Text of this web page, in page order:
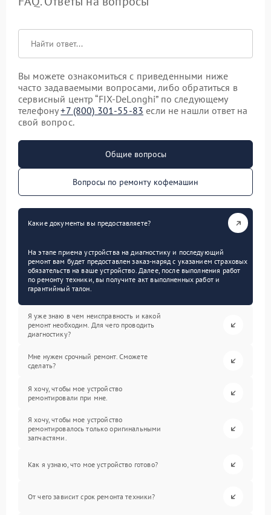
Вы можете ознакомиться с приведенными ниже
часто задаваемыми вопросами, либо обратиться в
сервисный центр “FIX-DeLonghi” по следующему
телефону+7 (800) 301-55-83 если не нашли ответ на
свой вопрос.
Общие вопросы
Вопросы по ремонту кофемашин
Какие документы вы предоставляете?
На этапе приема устройства на диагностику и последующий
ремонт вам будет предоставлен заказ-наряд с указанием страховых
обязательств на ваше устройство. Далее, после выполнения работ
по ремонту техники, вы получите акт выполненных работ и
гарантийный талон.
Я уже знаю в чем неисправность и какой
ремонт необходим. Для чего проводить
диагностику?
Мне нужен срочный ремонт. Сможете
сделать?
Я хочу, чтобы мое устройство
ремонтировали при мне.
Я хочу, чтобы мое устройство
ремонтировалось только оригинальными
запчастями.
Как я узнаю, что мое устройство готово?
От чего зависит срок ремонта техники?